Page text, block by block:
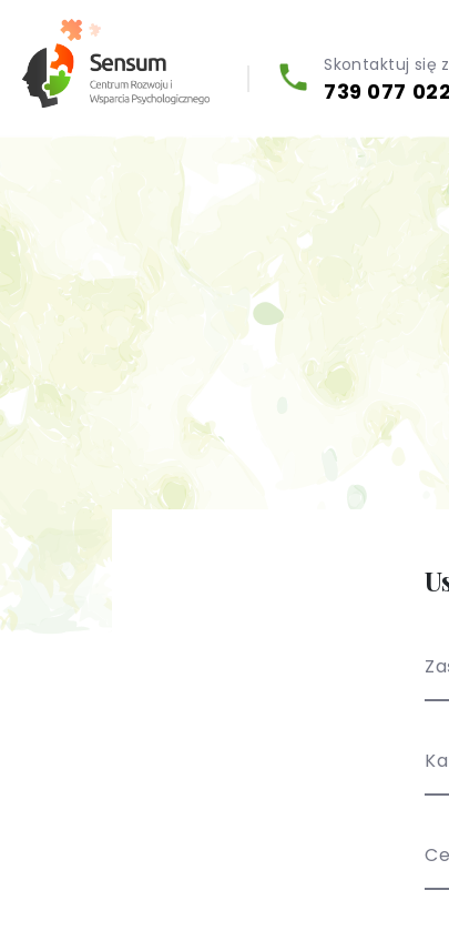
Skontaktuj się
739 077 022
Diagnoza psychologiczna (testy
Konsultacja biegłego psychologa
Psychoterapia indywidualna (PL / EN)
Wsparcie dla firm